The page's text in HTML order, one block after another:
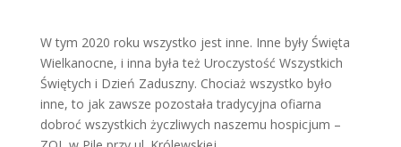
W tym 2020 roku wszystko jest inne. Inne były Święta
Wielkanocne, i inna była też Uroczystość Wszystkich
Świętych i Dzień Zaduszny. Chociaż wszystko było
inne, to jak zawsze pozostała tradycyjna ofiarna
dobroć wszystkich życzliwych naszemu hospicjum –